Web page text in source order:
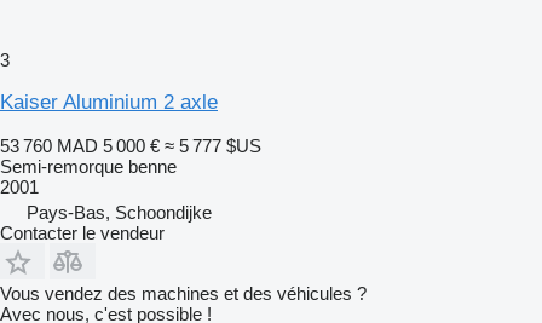
3
Kaiser Aluminium 2 axle
53 760 MAD 5 000 € ≈ 5 777 $US
Semi-remorque benne
2001
Pays-Bas, Schoondijke
Contacter le vendeur
Vous vendez des machines et des véhicules ?
Avec nous, c'est possible !